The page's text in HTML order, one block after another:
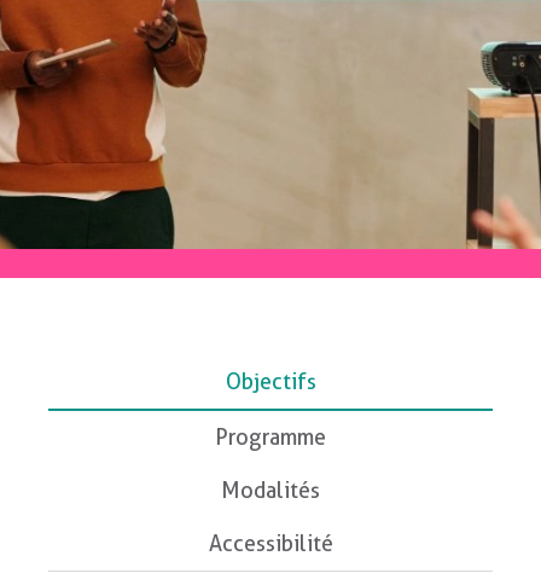
Objectifs
Programme
Modalités
Accessibilité